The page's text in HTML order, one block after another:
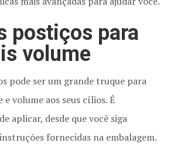
postiços para
volume
pode ser um grande truque para
volume aos seus cílios. É
aplicar, desde que você siga
fornecidas na embalagem.